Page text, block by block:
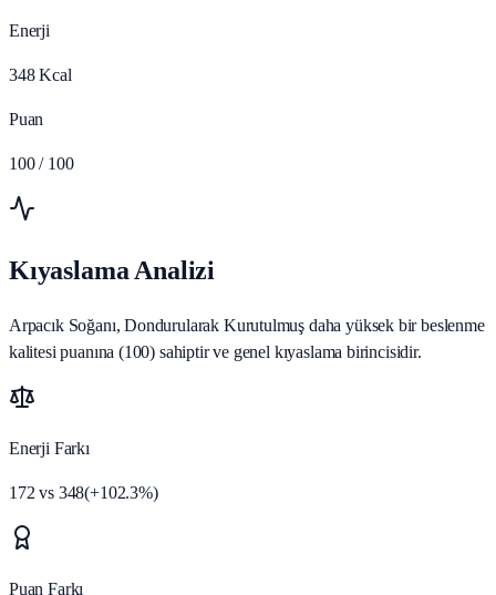
Enerji
348 Kcal
Puan
100 / 100
Kıyaslama Analizi
Arpacık Soğanı, Dondurularak Kurutulmuş daha yüksek bir beslenme
kalitesi puanına (100) sahiptir ve genel kıyaslama birincisidir.
Enerji Farkı
172 vs 348(+102.3%)
Puan Farkı